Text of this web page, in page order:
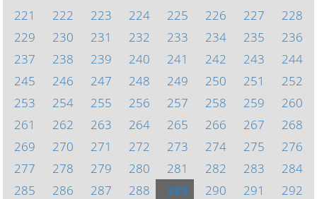
221
222 223 224 225 226 227
228
229
230 231 232 233 234 235
236
237
238 239 240 241 242 243
244
245
246 247 248 249 250 251
252
253
254 255 256 257 258 259
260
261
262 263 264 265 266 267
268
269
270 271 272 273 274 275
276
277
278 279 280 281 282 283
284
285
286 287 288 289 290 291
292